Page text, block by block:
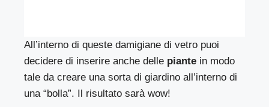
All’interno di queste damigiane di vetro puoi
decidere di inserire anche delle piante in modo
tale da creare una sorta di giardino all’interno di
una “bolla”. Il risultato sarà wow!